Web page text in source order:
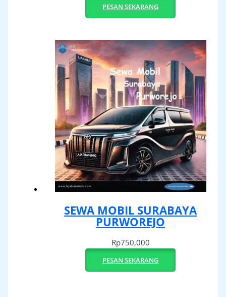
PESAN SEKARANG
SEWA MOBIL SURABAYA
PURWOREJO
Rp750,000
PESAN SEKARANG